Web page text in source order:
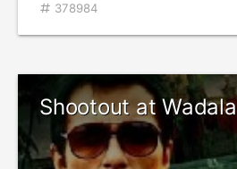
378984
Shootout at Wadala